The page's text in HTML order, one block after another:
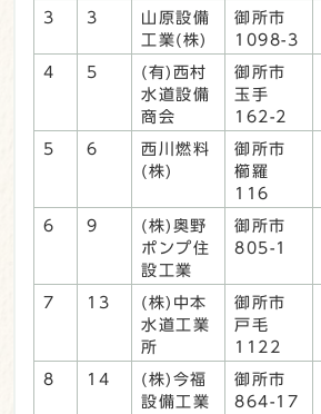
3 3
山原設備
工業(株)
御所市
1098-3
4 5
(有)西村
水道設備
商会
御所市
玉手
162-2
5 6
西川燃料
(株)
御所市
櫛羅
116
6 9
(株)奥野
ポンプ住
設工業
御所市
805-1
7 13
(株)中本
水道工業
所
御所市
戸毛
1122
8 14
(株)今福
設備工業
御所市
864-17